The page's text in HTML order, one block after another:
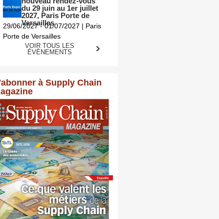
du 29 juin au 1er juillet
2027, Paris Porte de
Versailles
29/06/2027 - 01/07/2027 | Paris
Porte de Versailles
VOIR TOUS LES
ÉVÈNEMENTS
à Supply Chain